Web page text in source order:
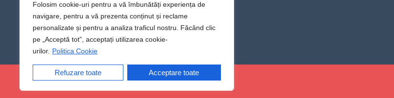
Folosim cookie-uri pentru a vă îmbunătăți experiența de
navigare, pentru a vă prezenta conținut și reclame
personalizate și pentru a analiza traficul nostru. Făcând clic
pe „Acceptă tot”, acceptați utilizarea cookie-
urilor. Politica Cookie
Refuzare toate Acceptare toate
@Sens TV | Dă sens omului din tine!